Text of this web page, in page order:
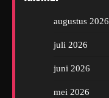
augustus 2026
juli 2026
juni 2026
mei 2026